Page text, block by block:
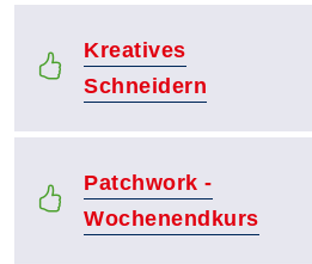
Kreatives
Schneidern
Patchwork -
Wochenendkurs